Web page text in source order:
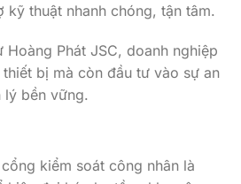
thuật nhanh chóng, tận tâm.
Phát JSC, doanh nghiệp
bị mà còn đầu tư vào sự an
lý bền vững.
kiểm soát công nhân là